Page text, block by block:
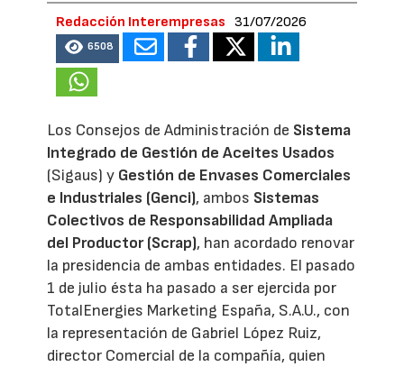
Redacción Interempresas 31/07/2026
6508
Los Consejos de Administración de Sistema
Integrado de Gestión de Aceites Usados
(Sigaus) y Gestión de Envases Comerciales
e Industriales (Genci), ambos Sistemas
Colectivos de Responsabilidad Ampliada
del Productor (Scrap), han acordado renovar
la presidencia de ambas entidades. El pasado
1 de julio ésta ha pasado a ser ejercida por
TotalEnergies Marketing España, S.A.U., con
la representación de Gabriel López Ruiz,
director Comercial de la compañía, quien